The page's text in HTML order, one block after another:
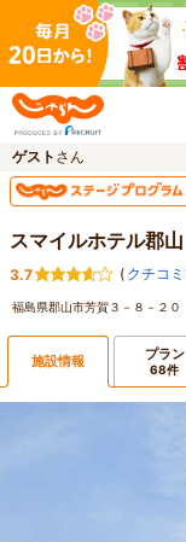
ゲスト さん
スマイルホテル郡山
3.7 ( クチコ
福島県郡山市芳賀３－８－２０
施設情報 プラン
68件